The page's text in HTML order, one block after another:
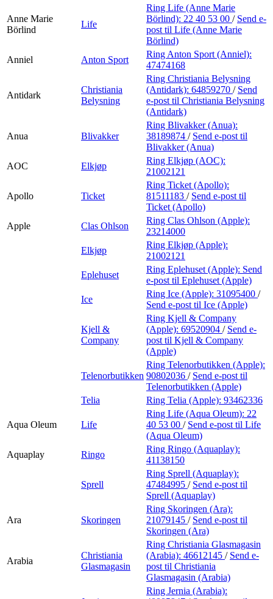
Anne Marie
Börlind
Life
Ring Life (Anne Marie
Börlind): 22 40 53 00 / Send e-
post til Life (Anne Marie
Börlind)
Anniel
Anton Sport
Ring Anton Sport (Anniel):
47474168
Antidark
Christiania
Belysning
Ring Christiania Belysning
(Antidark): 64859270 / Send
e-post til Christiania Belysning
(Antidark)
Anua Blivakker
Ring Blivakker (Anua):
38189874 / Send e-post til
Blivakker (Anua)
AOC
Elkjøp
Ring Elkjøp (AOC):
21002121
Apollo Ticket
Ring Ticket (Apollo):
81511183 / Send e-post til
Ticket (Apollo)
Apple
Clas Ohlson
Ring Clas Ohlson (Apple):
23214000
Elkjøp
Ring Elkjøp (Apple):
21002121
Eplehuset
Ring Eplehuset (Apple): Send
e-post til Eplehuset (Apple)
Ice
Ring Ice (Apple): 31095400 /
Send e-post til Ice (Apple)
Kjell &
Company
Ring Kjell & Company
(Apple): 69520904 / Send e-
post til Kjell & Company
(Apple)
Telenorbutikken
Ring Telenorbutikken (Apple):
90802036 / Send e-post til
Telenorbutikken (Apple)
Telia
Ring Telia (Apple): 93462336
Aqua Oleum Life
Ring Life (Aqua Oleum): 22
40 53 00 / Send e-post til Life
(Aqua Oleum)
Aquaplay
Ringo
Ring Ringo (Aquaplay):
41138150
Sprell
Ring Sprell (Aquaplay):
47484995 / Send e-post til
Sprell (Aquaplay)
Ara Skoringen
Ring Skoringen (Ara):
21079145 / Send e-post til
Skoringen (Ara)
Arabia
Christiania
Glasmagasin
Ring Christiania Glasmagasin
(Arabia): 46612145 / Send e-
post til Christiania
Glasmagasin (Arabia)
Ring Jernia (Arabia):